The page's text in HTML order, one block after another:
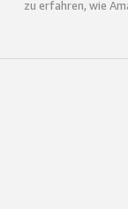
zu erfahren, wie